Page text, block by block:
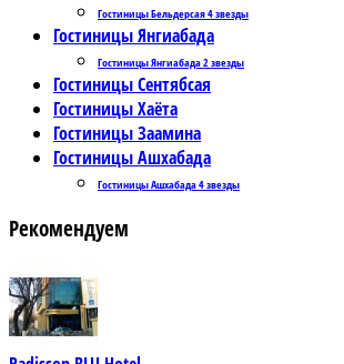
Гостиницы Бельдерсая 4 звезды
Гостиницы Янгиабада
Гостиницы Янгиабада 2 звезды
Гостиницы Сентябсая
Гостиницы Хаёта
Гостиницы Заамина
Гостиницы Ашхабада
Гостиницы Ашхабада 4 звезды
Рекомендуем